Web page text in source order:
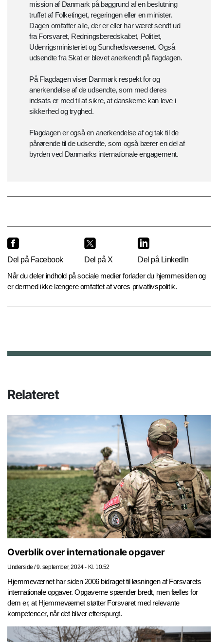
mission af Danmark på baggrund af en beslutning
truffet af Folketinget, regeringen eller en minister.
Dagen omfatter alle, der er eller har været sendt ud
fra Forsvaret, Redningsberedskabet, Politiet,
Udenrigsministeriet og Sundhedsvæsenet. Også
udsendte fra Skat er blevet anerkendt på flagdagen.
På Flagdagen viser Danmark respekt for og
anerkendelse af de udsendte, som med deres
indsats er med til at sikre, at danskerne kan leve i
sikkerhed og tryghed.
Flagdagen er også en anerkendelse af og tak til de
pårørende til de udsendte, som også bærer en del af
byrden ved Danmarks internationale engagement.
Del på Facebook Del på X
Del på LinkedIn
Når du deler indhold på sociale medier forlader du hjemmesiden og
er dermed ikke længere omfattet af vores privatlivspolitik.
Relateret
Overblik over internationale opgaver
Underside / 9. september, 2024 - Kl. 10.52
Hjemmeværnet har siden 2006 bidraget til løsningen af Forsvarets
internationale opgaver. Opgaverne spænder bredt, men fælles for
dem er, at Hjemmeværnet støtter Forsvaret med relevante
kompetencer, når det bliver efterspurgt.